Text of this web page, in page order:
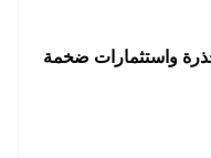
توقعات حذرة واستثمارات ضخمة